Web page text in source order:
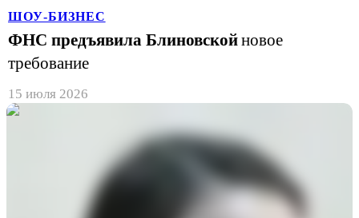
ШОУ-БИЗНЕС
ФНС предъявила Блиновскойновое
требование
15 июля 2026